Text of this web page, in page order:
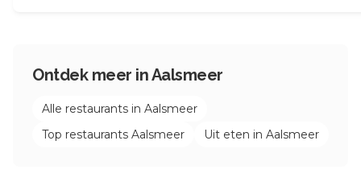
Ontdek meer inAalsmeer
Alle restaurants in Aalsmeer
Top restaurants Aalsmeer Uit eten in Aalsmeer